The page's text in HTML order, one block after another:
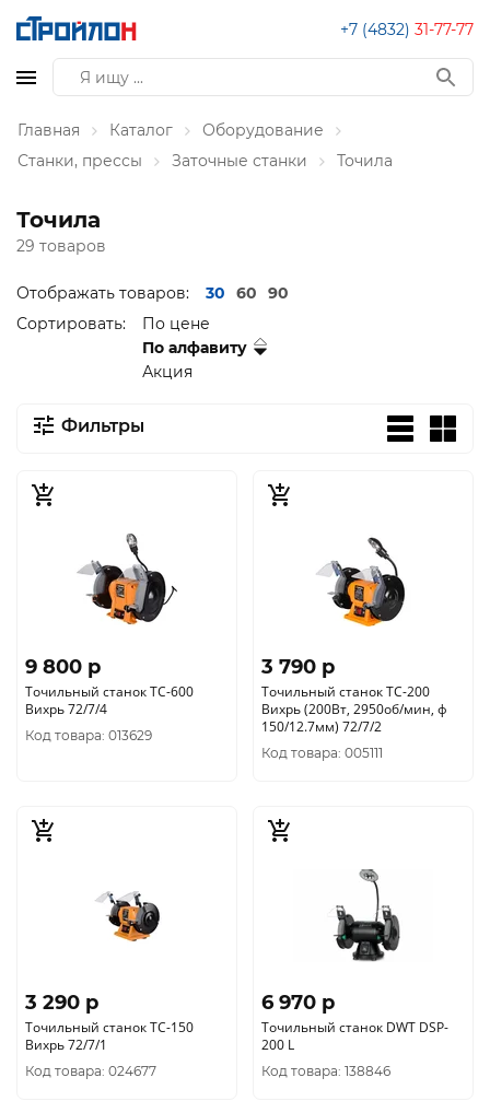
+7 (4832) 31-77-77
Главная Каталог
Оборудование
Станки, прессы
Заточные станки Точила
Точила
29 товаров
Отображать товаров: 30 60
90
Сортировать:
По цене
По алфавиту
Акция
Фильтры
9 800 p
Точильный станок ТС-600
Вихрь 72/7/4
Код товара: 013629
3 790 p
Точильный станок ТС-200
Вихрь (200Вт, 2950об/мин, ф
150/12.7мм) 72/7/2
Код товара: 005111
3 290 p
Точильный станок ТС-150
Вихрь 72/7/1
Код товара: 024677
6 970 p
Точильный станок DWT DSP-
200 L
Код товара: 138846